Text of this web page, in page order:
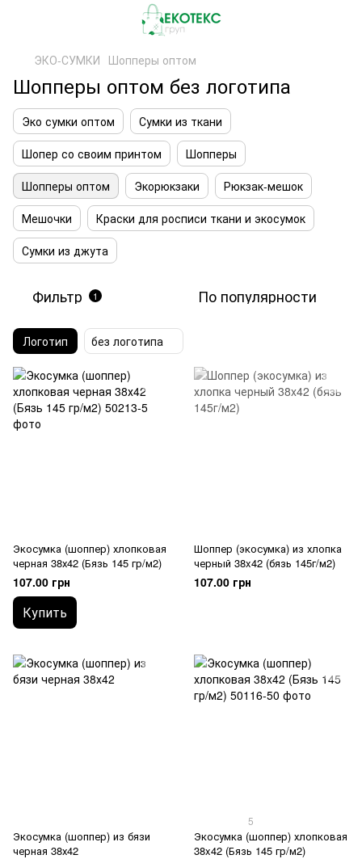
ЭКО-СУМКИ Шопперы оптом
Шопперы оптом без логотипа
Эко сумки оптом
Сумки из ткани
Шопер со своим принтом
Шопперы
Шопперы оптом
Экорюкзаки
Рюкзак-мешок
Мешочки
Краски для росписи ткани и экосумок
Сумки из джута
Фильтр 1 По популярности
Логотип без логотипа
Экосумка (шоппер) хлопковая
черная 38х42 (Бязь 145 гр/м2)
107.00 грн
Купить
Шоппер (экосумка) из хлопка
черный 38x42 (бязь 145г/м2)
107.00 грн
Экосумка (шоппер) из бязи
черная 38х42
5
Экосумка (шоппер) хлопковая
38x42 (Бязь 145 гр/м2)